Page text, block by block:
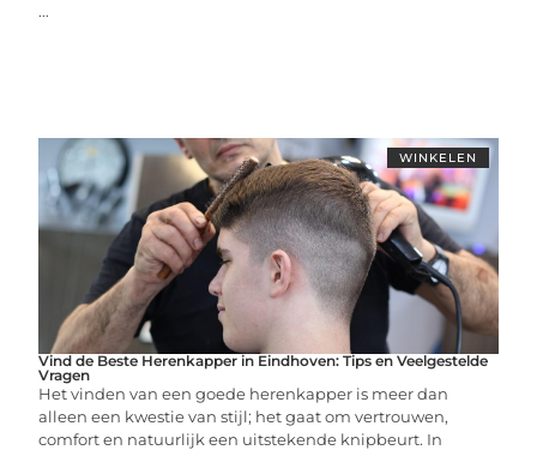
...
WINKELEN
Vind de Beste Herenkapper in Eindhoven: Tips en Veelgestelde
Vragen
Het vinden van een goede herenkapper is meer dan
alleen een kwestie van stijl; het gaat om vertrouwen,
comfort en natuurlijk een uitstekende knipbeurt. In